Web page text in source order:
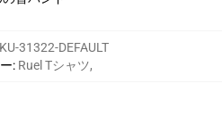
31322-DEFAULT
: Ruel Tシャツ,